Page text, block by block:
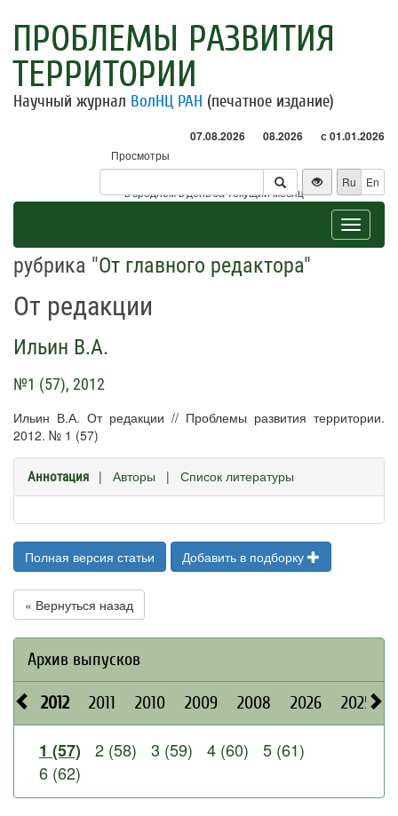
ПРОБЛЕМЫ РАЗВИТИЯ
ТЕРРИТОРИИ
Научный журнал ВолНЦ РАН (печатное издание)
07.08.2026 08.2026 с 01.01.2026
Просмотры
Посетители
* - в среднем в день за текущий месяц
Ru En
Toggle
рубрика "От главного редактора"
От редакции
Ильин В.А.
№1 (57), 2012
Ильин В.А. От редакции // Проблемы развития территории.
2012. № 1 (57)
Аннотация | Авторы | Список литературы
Полная версия статьи Добавить в подборку
« Вернуться назад
Архив выпусков
2012 2011 2010 2009 2008 2026 2025
1 (57) 2 (58) 3 (59) 4 (60)
5 (61)
6 (62)